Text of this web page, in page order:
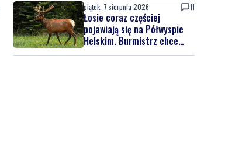
piątek, 7 sierpnia 2026 11
Łosie coraz częściej
pojawiają się na Półwyspie
Helskim. Burmistrz chce
nowych znaków drogowych